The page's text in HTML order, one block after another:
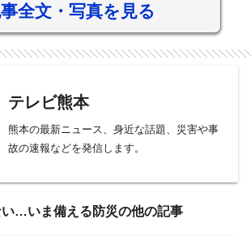
全文・写真を見る
テレビ熊本
熊本の最新ニュース、身近な話題、災害や事
故の速報などを発信します。
…いま備える防災の他の記事